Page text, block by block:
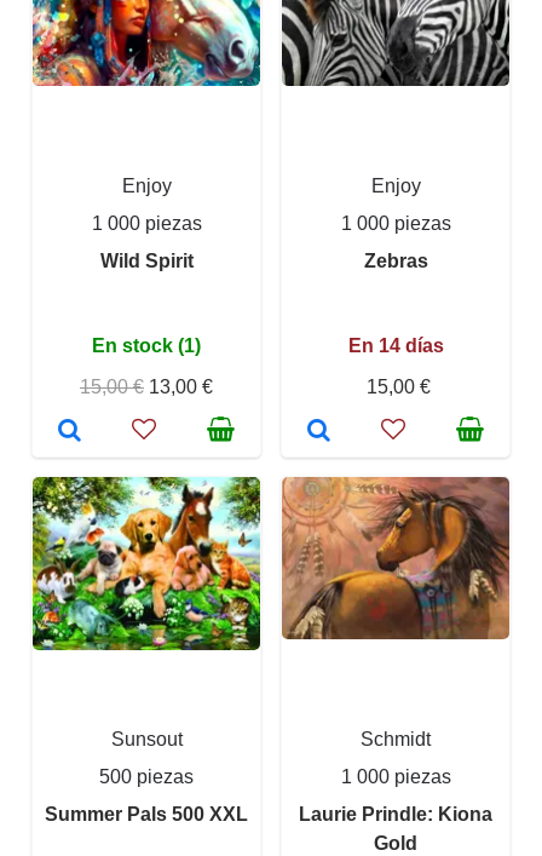
Enjoy
1 000 piezas
Wild Spirit
En stock (1)
15,00 € 13,00 €
Enjoy
1 000 piezas
Zebras
En 14 días
15,00 €
Sunsout
500 piezas
Summer Pals 500 XXL
Schmidt
1 000 piezas
Laurie Prindle: Kiona
Gold